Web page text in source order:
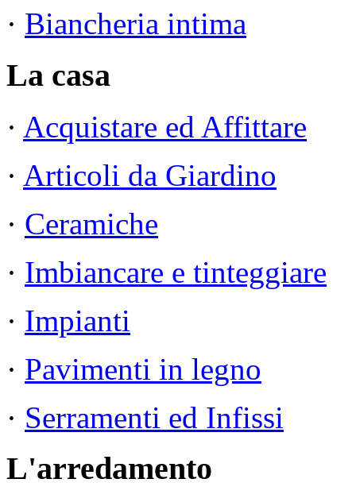
· Biancheria intima
La casa
· Acquistare ed Affittare
· Articoli da Giardino
· Ceramiche
· Imbiancare e tinteggiare
· Impianti
· Pavimenti in legno
· Serramenti ed Infissi
L'arredamento